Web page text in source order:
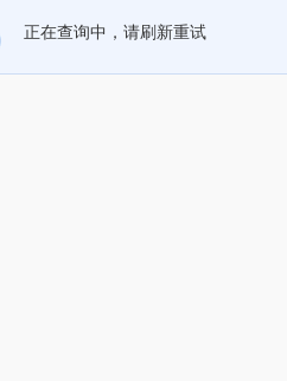
正在查询中，请刷新重试